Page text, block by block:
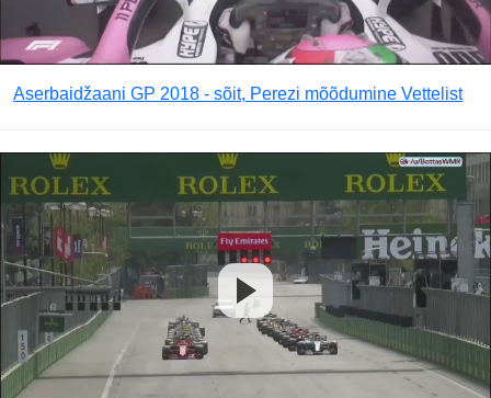
Aserbaidžaani GP 2018 - sõit, Perezi mõõdumine Vettelist